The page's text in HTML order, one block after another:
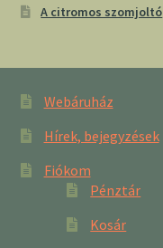
A citromos szomjoltó
Webáruház
Hírek, bejegyzések
Fiókom
Pénztár
Kosár